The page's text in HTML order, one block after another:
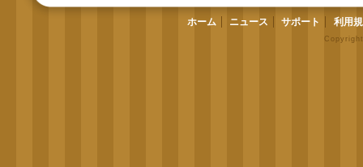
ホーム ニュース サポート 利用